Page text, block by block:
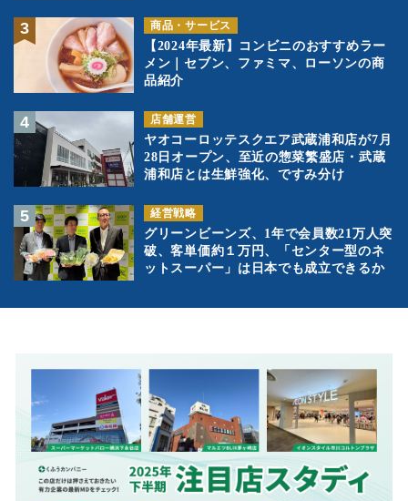
商品・サービス
【2024年最新】コンビニのおすすめラー
メン｜セブン、ファミマ、ローソンの商
品紹介
店舗運営
ヤオコーロッテスクエア武蔵浦和店が7月
28日オープン、至近の惣菜繁盛店・武蔵
浦和店とは生鮮強化、ですみ分け
経営戦略
グリーンビーンズ、1年で会員数21万人突
破、客単価約１万円、「センター型のネ
ットスーパー」は日本でも成立できるか